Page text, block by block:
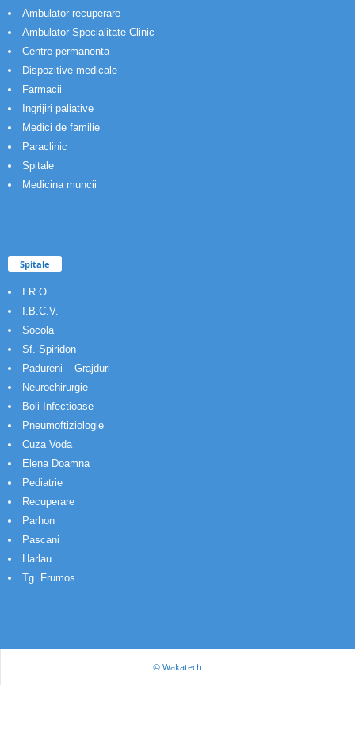
Ambulator recuperare
Ambulator Specialitate Clinic
Centre permanenta
Dispozitive medicale
Farmacii
Ingrijiri paliative
Medici de familie
Paraclinic
Spitale
Medicina muncii
Spitale
I.R.O.
I.B.C.V.
Socola
Sf. Spiridon
Padureni – Grajduri
Neurochirurgie
Boli Infectioase
Pneumoftiziologie
Cuza Voda
Elena Doamna
Pediatrie
Recuperare
Parhon
Pascani
Harlau
Tg. Frumos
© Wakatech